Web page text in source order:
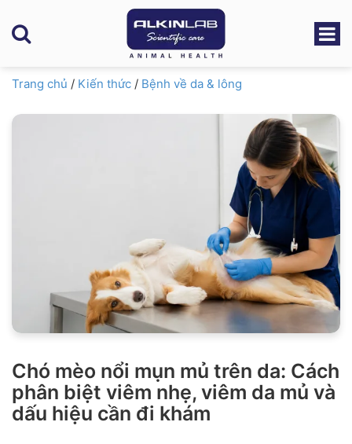
Trang chủ / Kiến thức / Bệnh về da & lông
Chó mèo nổi mụn mủ trên da: Cách
phân biệt viêm nhẹ, viêm da mủ và
dấu hiệu cần đi khám